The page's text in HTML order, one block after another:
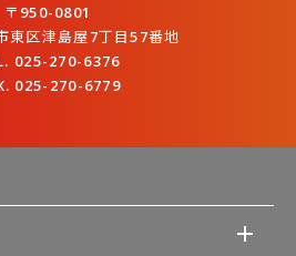
〒950-0801
東区津島屋7丁目57番地
025-270-6376
025-270-6779